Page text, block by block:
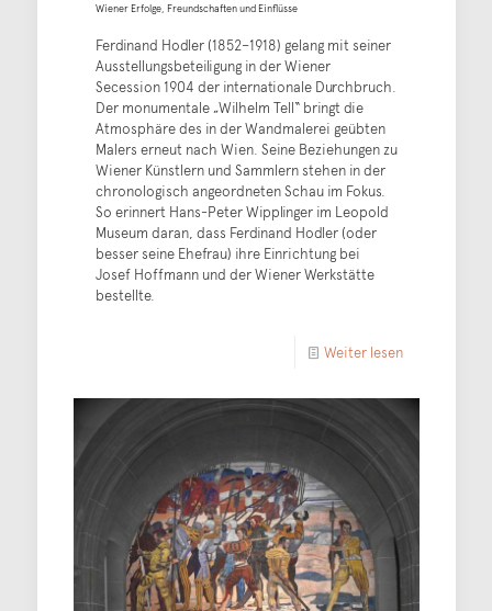
Wiener Erfolge, Freundschaften und Einflüsse
Ferdinand Hodler (1852–1918) gelang mit seiner
Ausstellungsbeteiligung in der Wiener
Secession 1904 der internationale Durchbruch.
Der monumentale „Wilhelm Tell“ bringt die
Atmosphäre des in der Wandmalerei geübten
Malers erneut nach Wien. Seine Beziehungen zu
Wiener Künstlern und Sammlern stehen in der
chronologisch angeordneten Schau im Fokus.
So erinnert Hans-Peter Wipplinger im Leopold
Museum daran, dass Ferdinand Hodler (oder
besser seine Ehefrau) ihre Einrichtung bei
Josef Hoffmann und der Wiener Werkstätte
bestellte.
Weiter lesen